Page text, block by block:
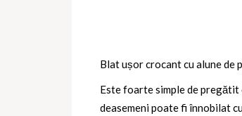
Blat ușor crocant cu alune de
Este foarte simple de pregătit
deasemeni poate fi înnobilat